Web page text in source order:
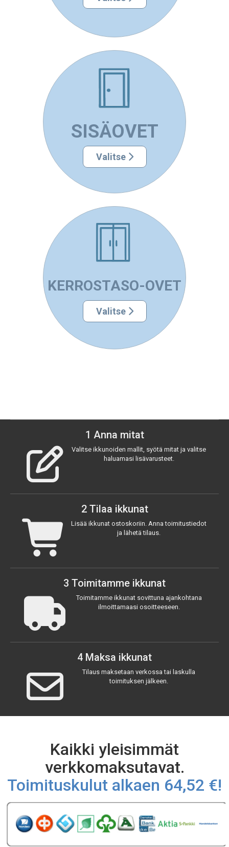
SISÄOVET
Valitse
KERROSTASO-OVET
Valitse
1 Anna mitat
Valitse ikkunoiden mallit, syötä mitat ja valitse
haluamasi lisävarusteet.
2 Tilaa ikkunat
Lisää ikkunat ostos­koriin. Anna toimitus­tiedot
ja lähetä tilaus.
3 Toimitamme ikkunat
Toimitamme ikkunat sovittuna ajankohtana
ilmoit­tamaasi osoit­teeseen.
4 Maksa ikkunat
Tilaus maksetaan verkossa tai laskulla
toimituksen jälkeen.
Kaikki yleisimmät
verkkomaksutavat.
Toimituskulut alkaen 64,52 €!